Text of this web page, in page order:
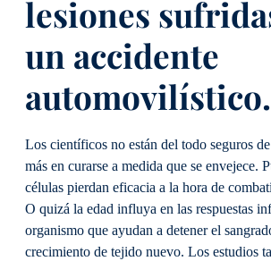
lesiones
un accidente
automovilístico.
Los científicos no están del todo seguros
más en curarse a medida que se envejece.
células pierdan eficacia a la hora de
O quizá la edad influya en las respuestas
organismo que ayudan a detener el
crecimiento de tejido nuevo. Los estudios